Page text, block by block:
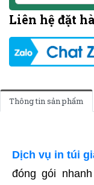
Liên hệ đặt
Thông tin sản phẩm
Dịch vụ in túi
đóng gói